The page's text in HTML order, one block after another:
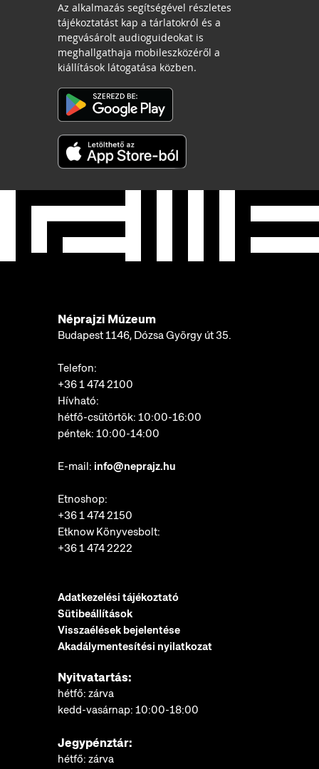
Az alkalmazás segítségével részletes
tájékoztatást kap a tárlatokról és a
megvásárolt audioguideokat is
meghallgathaja mobileszközéről a
kiállítások látogatása közben.
Néprajzi Múzeum
Budapest 1146, Dózsa György út 35.
Telefon:
+36 1 474 2100
Hívható:
hétfő-csütörtök: 10:00-16:00
péntek: 10:00-14:00
E-mail: info@neprajz.hu
Etnoshop:
+36 1 474 2150
Etknow Könyvesbolt:
+36 1 474 2222
Adatkezelési tájékoztató
Sütibeállítások
Visszaélések bejelentése
Akadálymentesítési nyilatkozat
Nyitvatartás:
hétfő: zárva
kedd-vasárnap: 10:00-18:00
Jegypénztár:
hétfő: zárva